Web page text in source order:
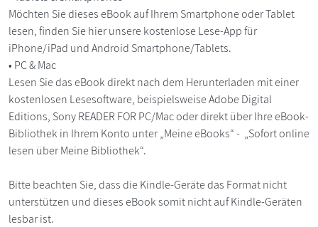
Möchten Sie dieses eBook auf Ihrem Smartphone oder Tablet
lesen, finden Sie hier unsere kostenlose Lese-App für
iPhone/iPad und Android Smartphone/Tablets.
• PC & Mac
Lesen Sie das eBook direkt nach dem Herunterladen mit einer
kostenlosen Lesesoftware, beispielsweise Adobe Digital
Editions, Sony READER FOR PC/Mac oder direkt über Ihre eBook-
Bibliothek in Ihrem Konto unter „Meine eBooks“ - „Sofort online
lesen über Meine Bibliothek“.
Bitte beachten Sie, dass die Kindle-Geräte das Format nicht
unterstützen und dieses eBook somit nicht auf Kindle-Geräten
lesbar ist.